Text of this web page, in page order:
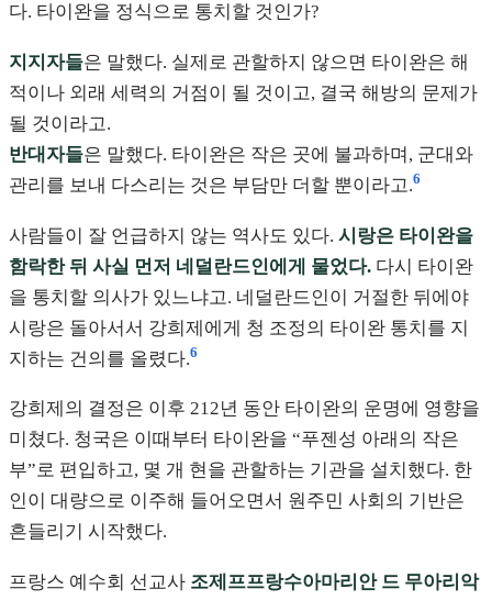
다. 타이완을 정식으로 통치할 것인가?
지지자들은 말했다. 실제로 관할하지 않으면 타이완은 해
적이나 외래 세력의 거점이 될 것이고, 결국 해방의 문제가
될 것이라고.
반대자들은 말했다. 타이완은 작은 곳에 불과하며, 군대와
관리를 보내 다스리는 것은 부담만 더할 뿐이라고.6
사람들이 잘 언급하지 않는 역사도 있다. 시랑은 타이완을
함락한 뒤 사실 먼저 네덜란드인에게 물었다. 다시 타이완
을 통치할 의사가 있느냐고. 네덜란드인이 거절한 뒤에야
시랑은 돌아서서 강희제에게 청 조정의 타이완 통치를 지
지하는 건의를 올렸다.6
강희제의 결정은 이후 212년 동안 타이완의 운명에 영향을
미쳤다. 청국은 이때부터 타이완을 “푸젠성 아래의 작은
부”로 편입하고, 몇 개 현을 관할하는 기관을 설치했다. 한
인이 대량으로 이주해 들어오면서 원주민 사회의 기반은
흔들리기 시작했다.
프랑스 예수회 선교사 조제프프랑수아마리안 드 무아리악